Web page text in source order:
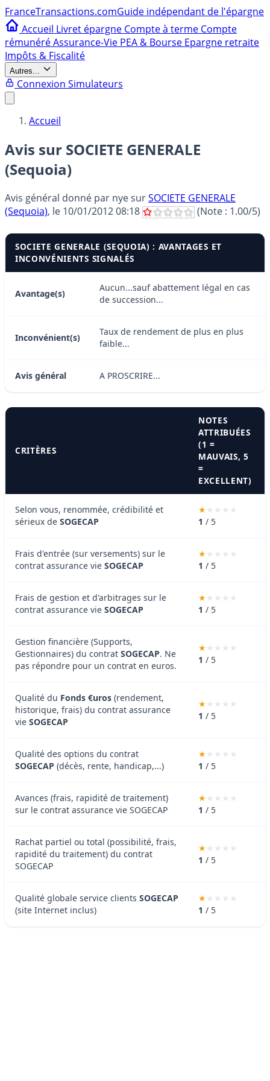
FranceTransactions.comGuide indépendant de l'épargne
Accueil Livret épargne Compte à terme Compte
rémunéréAssurance-Vie PEA & Bourse Epargne retraite
Impôts & Fiscalité
Autres...
Connexion Simulateurs
Accueil
Avis sur SOCIETE GENERALE
(Sequoia)
Avis général donné par nyesurSOCIETE GENERALE
(Sequoia), le 10/01/2012 08:18 (Note : 1.00/5)
SOCIETE GENERALE (SEQUOIA) : AVANTAGES ET
INCONVÉNIENTS SIGNALÉS
Avantage(s)
Aucun...sauf abattement légal en cas
de succession...
Inconvénient(s)
Taux de rendement de plus en plus
faible...
Avis général A PROSCRIRE...
CRITÈRES
NOTES
ATTRIBUÉES
(1 =
MAUVAIS, 5
=
EXCELLENT)
Selon vous, renommée, crédibilité et
sérieux de SOGECAP 1 / 5
Frais d'entrée (sur versements) sur le
contrat assurance vie SOGECAP 1 / 5
Frais de gestion et d'arbitrages sur le
contrat assurance vie SOGECAP 1 / 5
Gestion financière (Supports,
Gestionnaires) du contrat SOGECAP. Ne
pas répondre pour un contrat en euros.
1 / 5
Qualité du Fonds €uros (rendement,
historique, frais) du contrat assurance
vie SOGECAP
1 / 5
Qualité des options du contrat
SOGECAP (décès, rente, handicap,...) 1 / 5
Avances (frais, rapidité de traitement)
sur le contrat assurance vie SOGECAP
1 / 5
Rachat partiel ou total (possibilité, frais,
rapidité du traitement) du contrat
SOGECAP
1 / 5
Qualité globale service clients SOGECAP
(site Internet inclus)
1 / 5